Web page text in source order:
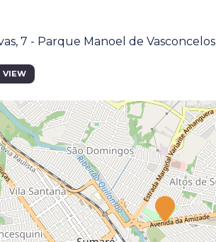
7 - Parque Manoel de Vasconcelos
VIEW